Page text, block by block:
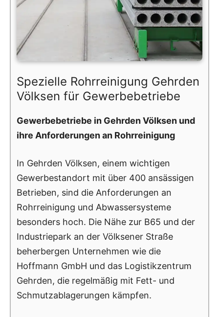
Spezielle Rohrreinigung Gehrden
Völksen für Gewerbebetriebe
Gewerbebetriebe in Gehrden Völksen und
ihre Anforderungen an Rohrreinigung
In Gehrden Völksen, einem wichtigen
Gewerbestandort mit über 400 ansässigen
Betrieben, sind die Anforderungen an
Rohrreinigung und Abwassersysteme
besonders hoch. Die Nähe zur B65 und der
Industriepark an der Völksener Straße
beherbergen Unternehmen wie die
Hoffmann GmbH und das Logistikzentrum
Gehrden, die regelmäßig mit Fett- und
Schmutzablagerungen kämpfen.